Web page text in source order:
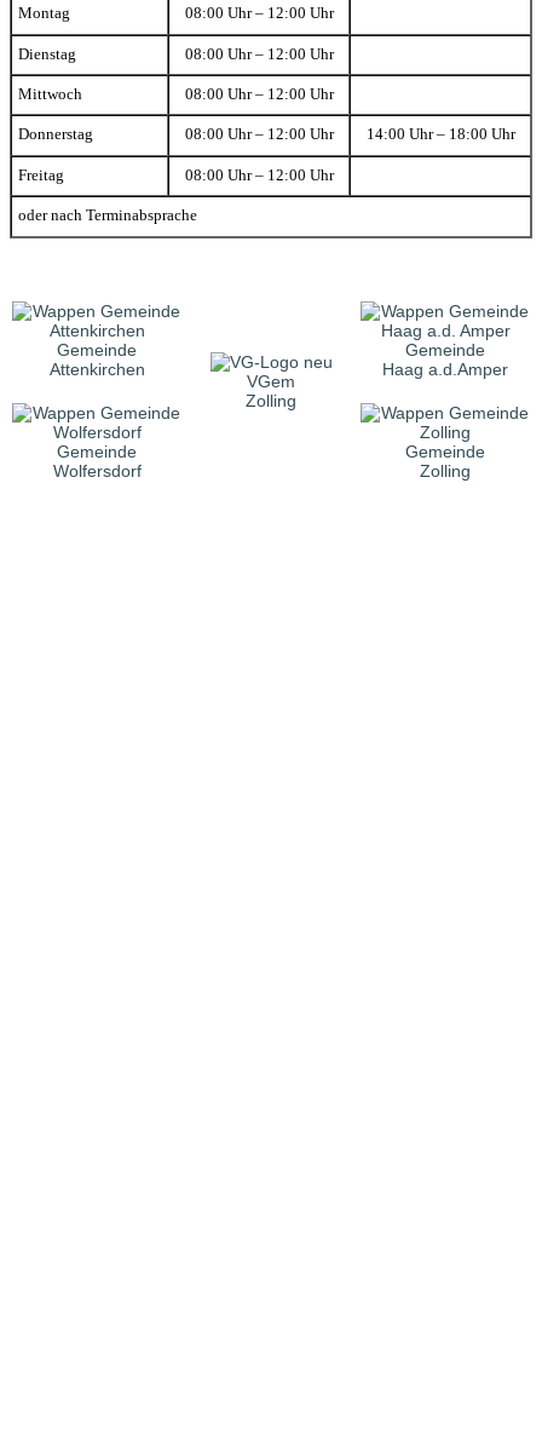
Montag 08:00 Uhr – 12:00 Uhr
Dienstag 08:00 Uhr – 12:00 Uhr
Mittwoch 08:00 Uhr – 12:00 Uhr
Donnerstag 08:00 Uhr – 12:00 Uhr 14:00 Uhr – 18:00 Uhr
Freitag 08:00 Uhr – 12:00 Uhr
oder nach Terminabsprache
Gemeinde
Attenkirchen
VGem
Zolling
Gemeinde
Haag a.d.Amper
Gemeinde
Wolfersdorf
Gemeinde
Zolling